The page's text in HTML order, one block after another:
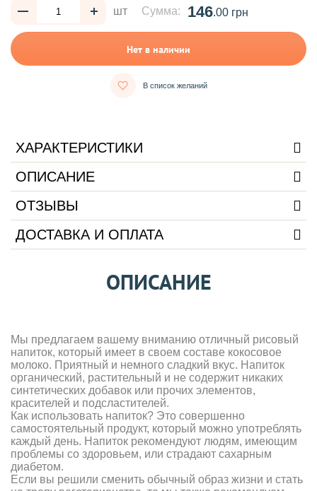
шт Сумма: 146.00 грн
Нет в наличии
В список желаний
ХАРАКТЕРИСТИКИ
ОПИСАНИЕ
ОТЗЫВЫ
ДОСТАВКА И ОПЛАТА
ОПИСАНИЕ
Мы предлагаем вашему вниманию отличный рисовый
напиток, который имеет в своем составе кокосовое
молоко. Приятный и немного сладкий вкус. Напиток
органический, растительный и не содержит никаких
синтетических добавок или прочих элементов,
красителей и подсластителей.
Как использовать напиток? Это совершенно
самостоятельный продукт, который можно употреблять
каждый день. Напиток рекомендуют людям, имеющим
проблемы со здоровьем, или страдают сахарным
диабетом.
Если вы решили сменить обычный образ жизни и стать